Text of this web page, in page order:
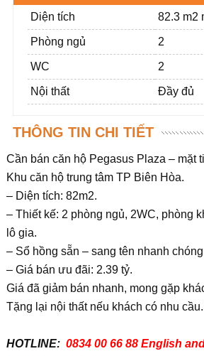
Diện tích 82.3 m2
Phòng ngủ 2
WC 2
Nội thất Đầy đủ
THÔNG TIN CHI TIẾT
Cần bán căn hộ Pegasus Plaza – mặt
Khu căn hộ trung tâm TP Biên Hòa.
– Diện tích: 82m2.
– Thiết kế: 2 phòng ngủ, 2WC, phòng
lô gia.
– Sổ hồng sẵn – sang tên nhanh
– Giá bán ưu đãi: 2.39 tỷ.
Giá đã giảm bán nhanh, mong gặp
Tặng lại nội thất nếu khách có nhu cầu.
HOTLINE: 0834 00 66 88 English